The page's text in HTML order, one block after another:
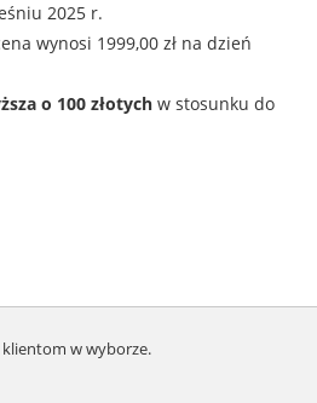
2025 r.
wynosi 1999,00 zł na dzień
o 100 złotych w stosunku do
w wyborze.